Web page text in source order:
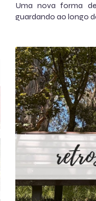
Uma nova forma
guardando ao longo